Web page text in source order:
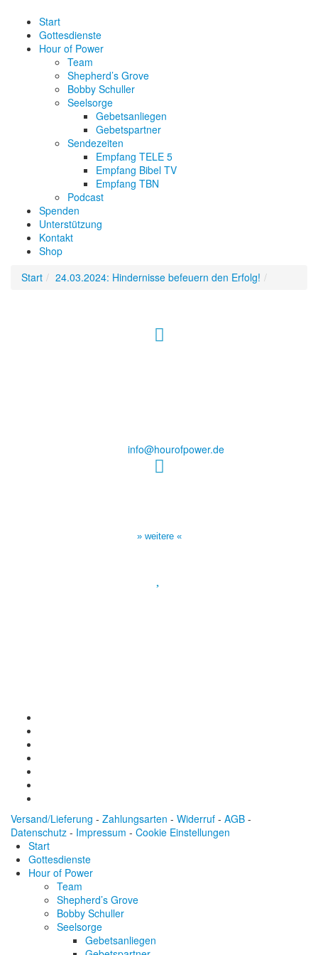
Start
Gottesdienste
Hour of Power
Team
Shepherd’s Grove
Bobby Schuller
Seelsorge
Gebetsanliegen
Gebetspartner
Sendezeiten
Empfang TELE 5
Empfang Bibel TV
Empfang TBN
Podcast
Spenden
Unterstützung
Kontakt
Shop
Start
24.03.2024: Hindernisse befeuern den Erfolg!
info@hourofpower.de
» weitere «
Versand/Lieferung - Zahlungsarten - Widerruf - AGB -
Datenschutz - Impressum - Cookie Einstellungen
Start
Gottesdienste
Hour of Power
Team
Shepherd’s Grove
Bobby Schuller
Seelsorge
Gebetsanliegen